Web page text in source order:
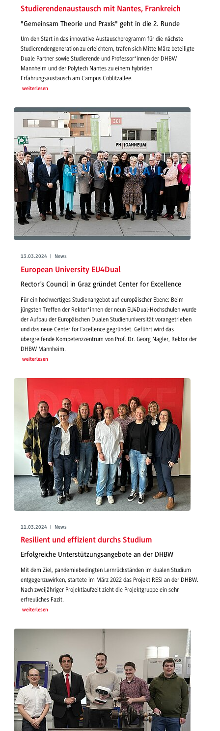
Studierendenaustausch mit Nantes, Frankreich
"Gemeinsam Theorie und Praxis" geht in die 2. Runde
Um den Start in das innovative Austauschprogramm für die nächste
Studierendengeneration zu erleichtern, trafen sich Mitte März beteiligte
Duale Partner sowie Studierende und Professor*innen der DHBW
Mannheim und der Polytech Nantes zu einem hybriden
Erfahrungsaustausch am Campus Coblitzallee.
weiterlesen
13.03.2024 | News
European University EU4Dual
Rector´s Council in Graz gründet Center for Excellence
Für ein hochwertiges Studienangebot auf europäischer Ebene: Beim
jüngsten Treffen der Rektor*innen der neun EU4Dual-Hochschulen wurde
der Aufbau der Europäischen Dualen Studienuniversität vorangetrieben
und das neue Center for Excellence gegründet. Geführt wird das
übergreifende Kompetenzzentrum von Prof. Dr. Georg Nagler, Rektor der
DHBW Mannheim.
weiterlesen
11.03.2024 | News
Resilient und effizient durchs Studium
Erfolgreiche Unterstützungsangebote an der DHBW
Mit dem Ziel, pandemiebedingten Lernrückständen im dualen Studium
entgegenzuwirken, startete im März 2022 das Projekt RESI an der DHBW.
Nach zweijähriger Projektlaufzeit zieht die Projektgruppe ein sehr
erfreuliches Fazit.
weiterlesen